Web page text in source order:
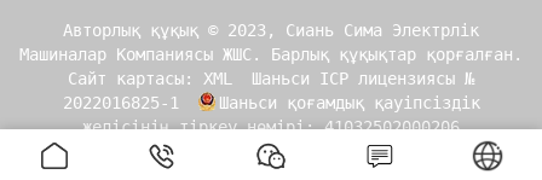
Авторлық құқық © 2023, Сиань Сима Электрлік
Машиналар Компаниясы ЖШС. Барлық құқықтар қорғалған.
Сайт картасы: XML
Шаньси ICP лицензиясы №
2022016825-1
Шаньси қоғамдық қауіпсіздік
желісінің тіркеу нөмірі: 41032502000206